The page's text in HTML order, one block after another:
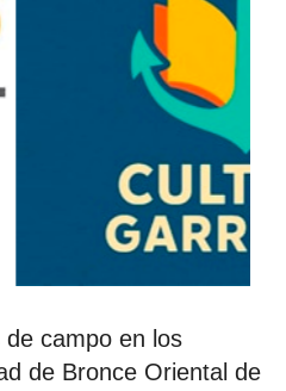
campo en los
de Bronce Oriental de